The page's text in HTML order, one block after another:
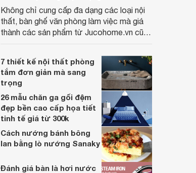
Không chỉ cung cấp đa dạng các loại nội
thất, bàn ghế văn phòng làm việc mà giá
thành các sản phẩm từ Jucohome.vn cũng
7 thiết kế nội thất phòng
tắm đơn giản mà sang
trọng
26 mẫu chăn ga gối đệm
đẹp bền cao cấp họa tiết
tinh tế giá từ 300k
Cách nướng bánh bông
lan bằng lò nướng Sanaky
Đánh giá bàn là hơi nước